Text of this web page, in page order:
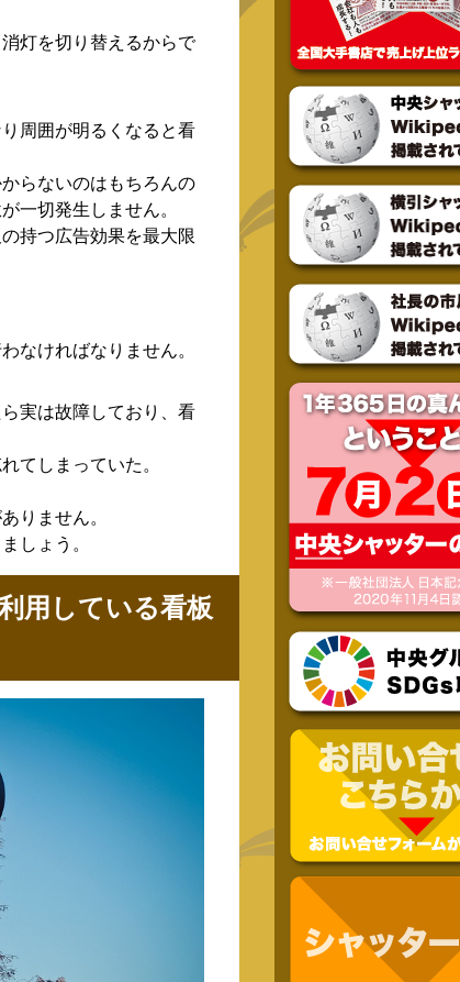
灯を切り替えるからで
周囲が明るくなると看
らないのはもちろんの
一切発生しません。
持つ広告効果を最大限
なければなりません。
実は故障しており、看
てしまっていた。
りません。
しょう。
用している看板